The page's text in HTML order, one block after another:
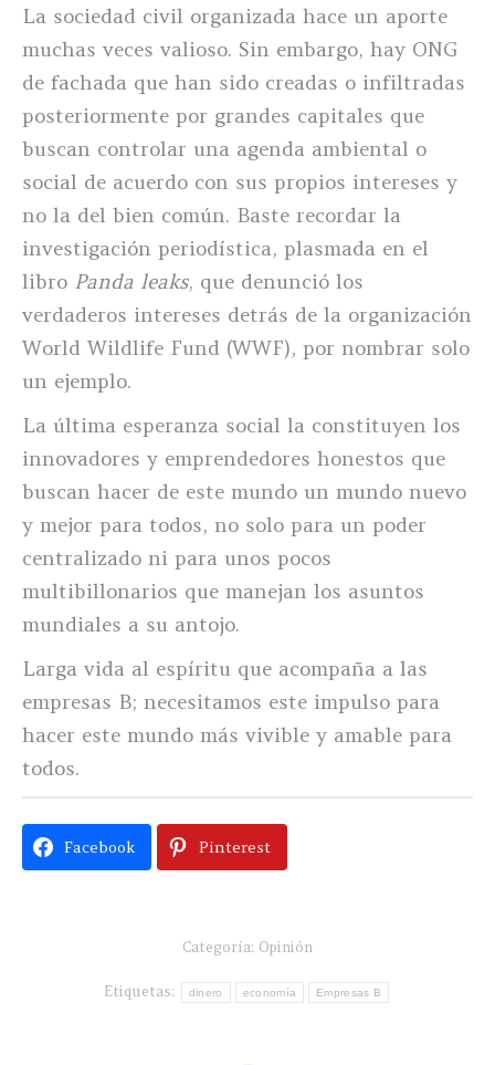
La sociedad civil organizada hace un aporte
muchas veces valioso. Sin embargo, hay ONG
de fachada que han sido creadas o infiltradas
posteriormente por grandes capitales que
buscan controlar una agenda ambiental o
social de acuerdo con sus propios intereses y
no la del bien común. Baste recordar la
investigación periodística, plasmada en el
libro Panda leaks, que denunció los
verdaderos intereses detrás de la organización
World Wildlife Fund (WWF), por nombrar solo
un ejemplo.
La última esperanza social la constituyen los
innovadores y emprendedores honestos que
buscan hacer de este mundo un mundo nuevo
y mejor para todos, no solo para un poder
centralizado ni para unos pocos
multibillonarios que manejan los asuntos
mundiales a su antojo.
Larga vida al espíritu que acompaña a las
empresas B; necesitamos este impulso para
hacer este mundo más vivible y amable para
todos.
Facebook Pinterest
Categoría: Opinión
Etiquetas: dinero economía Empresas B